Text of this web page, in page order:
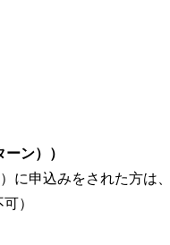
ン））
に申込みをされた方は、
）